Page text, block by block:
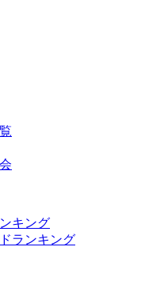
キング
ランキング